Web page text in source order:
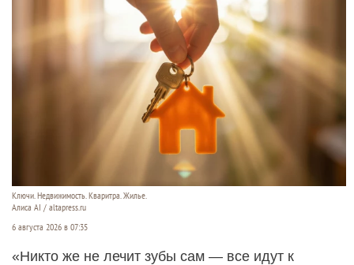
Ключи. Недвижимость. Кваритра. Жилье.
Алиса AI / altapress.ru
6 августа 2026 в 07:35
«Никто же не лечит зубы сам — все идут к